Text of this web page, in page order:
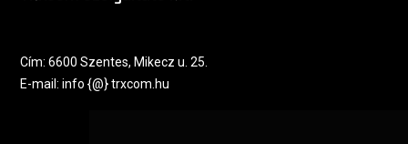
Cím: 6600 Szentes, Mikecz u. 25.
E-mail: info {@}trxcom.hu